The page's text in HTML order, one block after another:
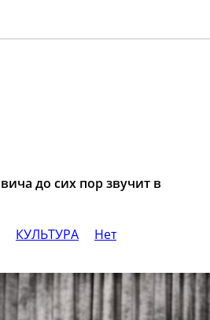
до сих пор звучит в
КУЛЬТУРА
Нет